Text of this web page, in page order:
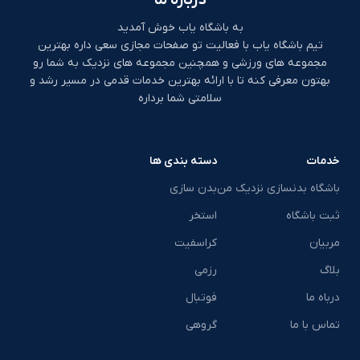
باشگاه‌های زعفرانیه و امکانات
هر مجموعه، می‌توانید
مجموعه‌ای متناسب با نیاز و
سبک تمرینی خود پیدا کنید.
به طور کلی، زعفرانیه یکی از
مناطقی است که
دارند و تجربه‌ای متفاوت از
به باشگاه یاب خوش آمدید
تیم باشگاه یاب با فعالیت تو صفحات مجازی سعی داره بهترین
مجموعه های ورزشی و همچنین مجموعه های نزدیک به شما رو
بهتون معرفی کنه تا با ارائه بهترین خدمات قدمی در مسیر رشد و
سلامتی شما برداره
خدمات
باشگاه بدنسازی نزدیک من
ثبت باشگاه
مربیان
بلاگ
درباه ما
تماس با ما
دسته بندی ها
بدن سازی
استخر
کراسفیت
رزمی
فوتبال
گروهی